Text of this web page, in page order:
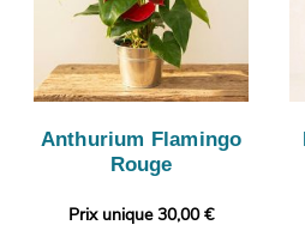
Anthurium Flamingo
Rouge
Prix unique 30,00 €